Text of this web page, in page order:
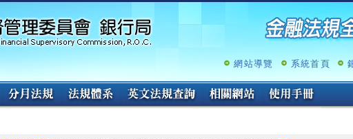
跳
容
網站導覽 系統首頁